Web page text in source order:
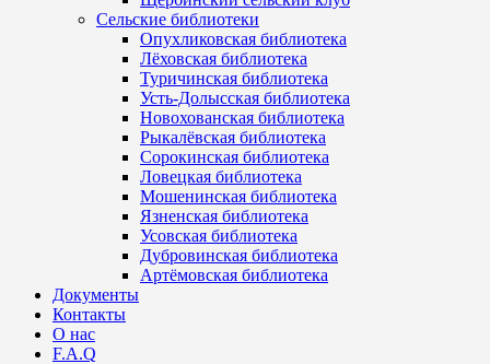
Сельские библиотеки
Опухликовская библиотека
Лёховская библиотека
Туричинская библиотека
Усть-Долысская библиотека
Новохованская библиотека
Рыкалёвская библиотека
Сорокинская библиотека
Ловецкая библиотека
Мошенинская библиотека
Язненская библиотека
Усовская библиотека
Дубровинская библиотека
Артёмовская библиотека
Документы
Контакты
О нас
F.A.Q